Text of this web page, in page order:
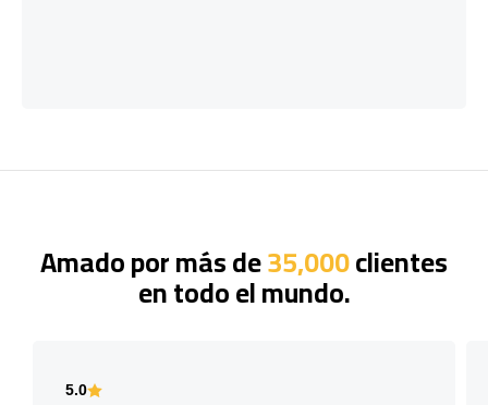
Amado por más de35,000clientes
en todo el mundo.
5.0